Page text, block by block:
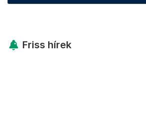
Friss hírek